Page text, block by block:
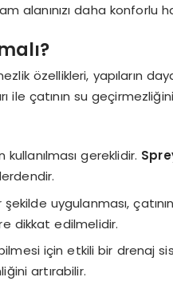
alanınızı daha konforlu
özellikleri, yapıların
ile çatının su
gereklidir.
uygulanması,
dikkat edilmelidir.
için etkili bir drenaj
artırabilir.